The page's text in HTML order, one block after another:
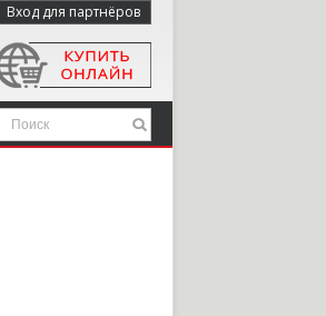
Вход для партнёров